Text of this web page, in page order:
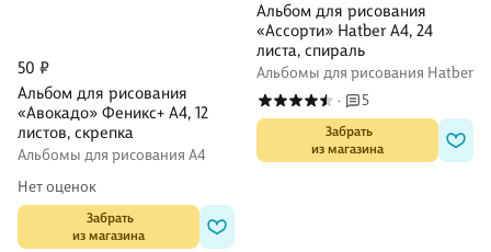
50 ₽
Альбом для рисования
«Авокадо» Феникс+ А4, 12
листов, скрепка
Альбомы для рисования А4
Нет оценок
Забрать
из магазина
Альбом для рисования
«Ассорти» Hatber А4, 24
листа, спираль
Альбомы для рисования Hatber
· 5
Забрать
из магазина